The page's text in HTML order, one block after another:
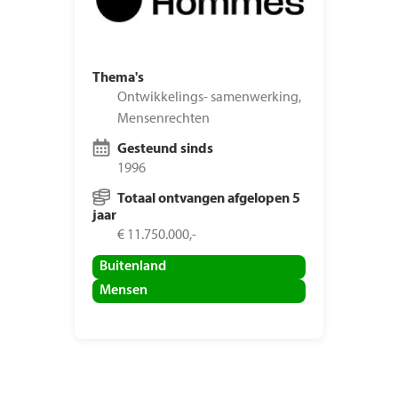
Thema's
Ontwikkelings- samenwerking,
Mensenrechten
Gesteund sinds
1996
Totaal ontvangen afgelopen 5
jaar
€ 11.750.000,-
Buitenland
Mensen